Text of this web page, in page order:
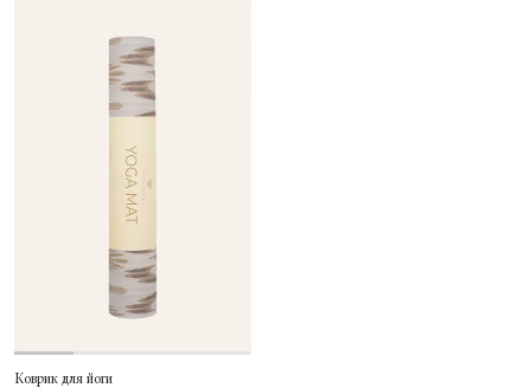
Коврик для йоги